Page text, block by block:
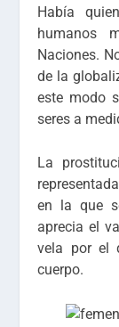
Había
humanos
Naciones.
de la
este modo
seres a
La
en la que
aprecia el
vela por el
cuerpo.